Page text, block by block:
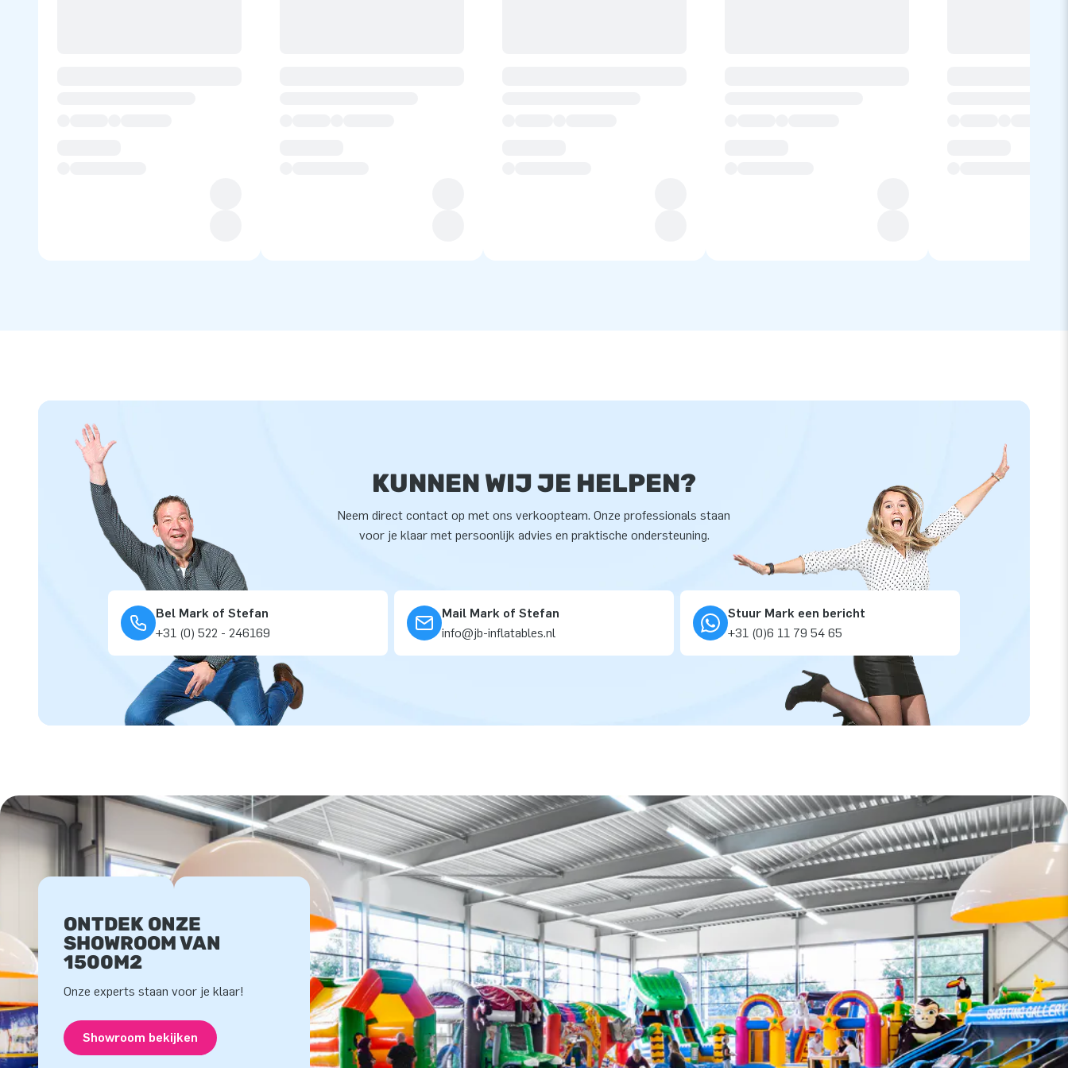
KUNNEN WIJ JE HELPEN?
Neem direct contact op met ons verkoopteam. Onze professionals staan
voor je klaar met persoonlijk advies en praktische ondersteuning.
Bel Mark of Stefan
+31 (0) 522 - 246169
Mail Mark of Stefan
info@jb-inflatables.nl
Stuur Mark een bericht
+31 (0)6 11 79 54 65
ONTDEK ONZE
SHOWROOM VAN
1500M2
Onze experts staan voor je klaar!
Showroom bekijken